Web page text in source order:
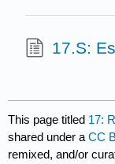
17.S:
This page titled 17:
shared under aCC
remixed, and/or